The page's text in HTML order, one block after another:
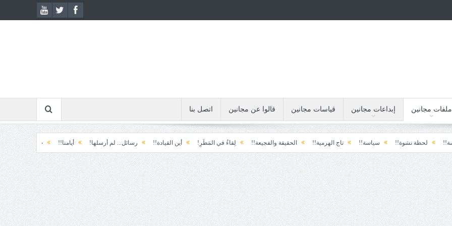
ملفات مجانين إبداعات مجانين قياسات مجانين قالوا عن مجانين اتصل بنا
نشوة!! سياسة!! تاج الهرمية!! الحقيقة والفجيعة!! لِقاءُ في المَطَرِ! أين القيادة!! رسائل... لم أرسلها! أيامنا!! خيبة الأمل.... الأولى!